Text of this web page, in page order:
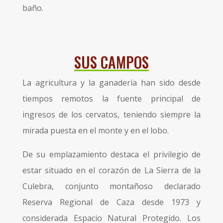
baño.
SUS CAMPOS
La agricultura y la ganadería han sido desde
tiempos remotos la fuente principal de
ingresos de los cervatos, teniendo siempre la
mirada puesta en el monte y en el lobo.
De su emplazamiento destaca el privilegio de
estar situado en el corazón de La Sierra de la
Culebra, conjunto montañoso declarado
Reserva Regional de Caza desde 1973 y
considerada Espacio Natural Protegido. Los